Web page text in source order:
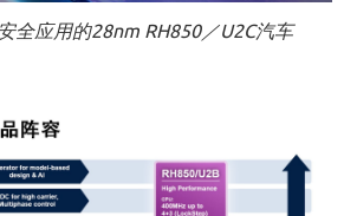
全应用的28nm RH850／U2C汽车